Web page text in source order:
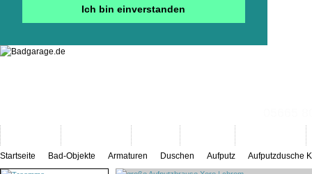
Ich bin einverstanden
Startseite Bad-Objekte Armaturen Duschen Aufputz Aufputzdusche